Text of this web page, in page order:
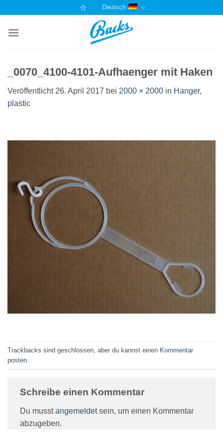
springen
Deutsch
_0070_4100-4101-Aufhaenger mit Haken
Veröffentlicht 26. April 2017 bei 2000 × 2000 in Hanger,
plastic
Trackbacks sind geschlossen, aber du kannst einen Kommentar
posten
Schreibe einen Kommentar
Du musstangemeldetsein, um einen Kommentar
abzugeben.